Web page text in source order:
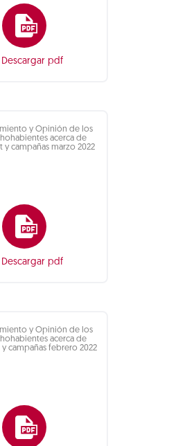
Descargar pdf
y Opinión de los
acerca de
y campañas marzo 2022
Descargar pdf
y Opinión de los
acerca de
y campañas febrero 2022